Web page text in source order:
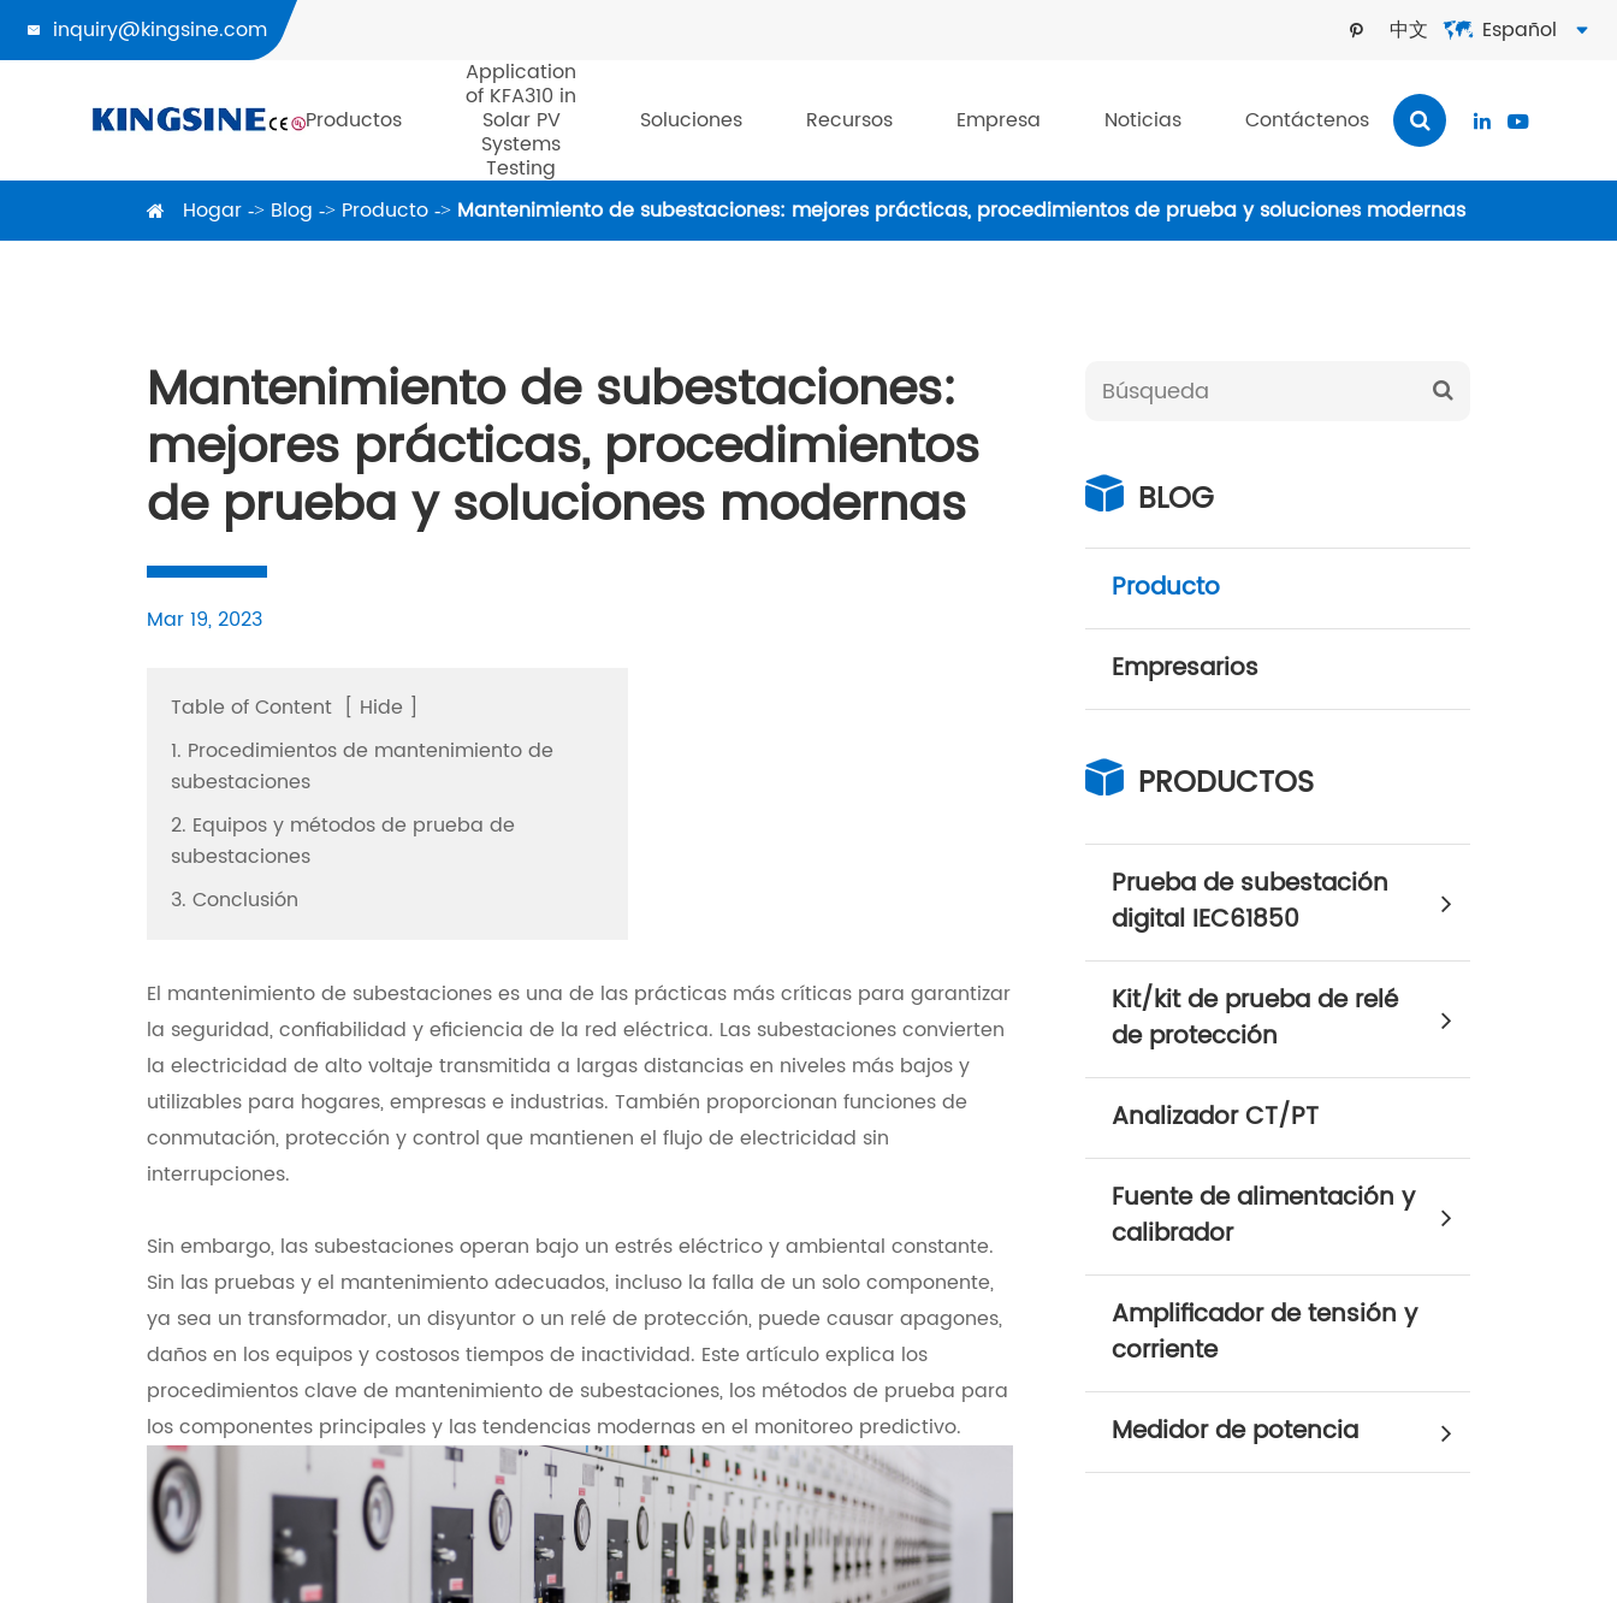
 inquiry@kingsine.com  中文  Español 
Productos
Application
of KFA310 in
Solar PV
Systems
Testing
Soluciones Recursos Empresa Noticias Contáctenos  
Hogar Blog Producto Mantenimiento de subestaciones: mejores prácticas, procedimientos de prueba y soluciones modernas
Mantenimiento de subestaciones:
mejores prácticas, procedimientos
de prueba y soluciones modernas
Mar 19, 2023
Table of Content [ Hide ]
1. Procedimientos de mantenimiento de
subestaciones
2. Equipos y métodos de prueba de
subestaciones
3. Conclusión
El mantenimiento de subestaciones es una de las prácticas más críticas para garantizar
la seguridad, confiabilidad y eficiencia de la red eléctrica. Las subestaciones convierten
la electricidad de alto voltaje transmitida a largas distancias en niveles más bajos y
utilizables para hogares, empresas e industrias. También proporcionan funciones de
conmutación, protección y control que mantienen el flujo de electricidad sin
interrupciones.
Sin embargo, las subestaciones operan bajo un estrés eléctrico y ambiental constante.
Sin las pruebas y el mantenimiento adecuados, incluso la falla de un solo componente,
ya sea un transformador, un disyuntor o un relé de protección, puede causar apagones,
daños en los equipos y costosos tiempos de inactividad. Este artículo explica los
procedimientos clave de mantenimiento de subestaciones, los métodos de prueba para
los componentes principales y las tendencias modernas en el monitoreo predictivo.
BLOG
Producto
Empresarios
PRODUCTOS
Prueba de subestación
digital IEC61850
Kit/kit de prueba de relé
de protección
Analizador CT/PT
Fuente de alimentación y
calibrador
Amplificador de tensión y
corriente
Medidor de potencia